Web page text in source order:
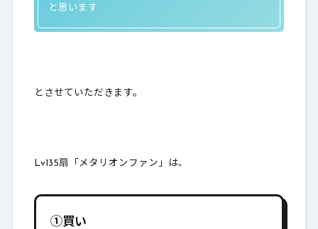
と思います
とさせていただきます。
Lv135扇「メタリオンファン」は、
①買い